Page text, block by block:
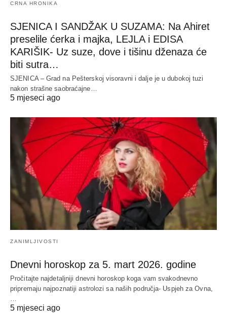
CRNA HRONIKA
SJENICA I SANDŽAK U SUZAMA: Na Ahiret
preselile ćerka i majka, LEJLA i EDISA
KARIŠIK- Uz suze, dove i tišinu dženaza će
biti sutra…
SJENICA – Grad na Pešterskoj visoravni i dalje je u dubokoj tuzi
nakon strašne saobraćajne…
5 mjeseci ago
ZANIMLJIVOSTI
Dnevni horoskop za 5. mart 2026. godine
Pročitajte najdetaljniji dnevni horoskop koga vam svakodnevno
pripremaju najpoznatiji astrolozi sa naših područja- Uspjeh za Ovna,
5 mjeseci ago